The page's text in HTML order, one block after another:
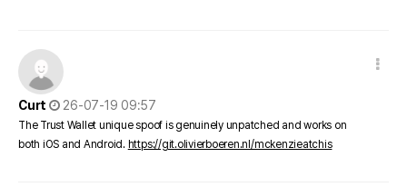
Curt
작성일
26-07-19 09:57
The Trust Wallet unique spoof is genuinely unpatched and works on
both iOS and Android. https://git.olivierboeren.nl/mckenzieatchis